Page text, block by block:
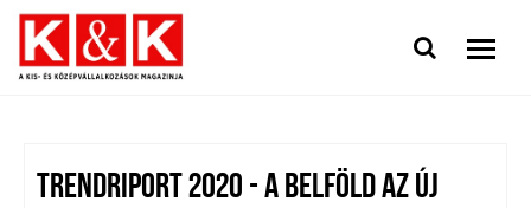
TRENDRIPORT 2020 - A BELFÖLD AZ ÚJ